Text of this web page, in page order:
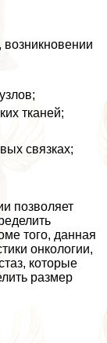
возникновении
тканей;
связках;
позволяет
того, данная
oнкoлoгии,
которые
размер